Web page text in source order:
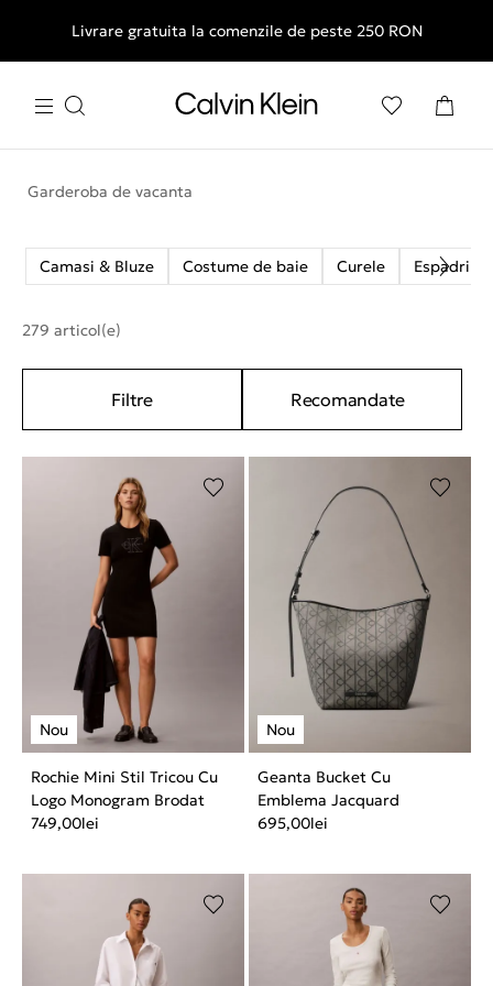
Livrare gratuita la comenzile de peste 250 RON
Garderoba de vacanta
Camasi & Bluze Costume de baie Curele Espadrile
279 articol(e)
Filtre Recomandate
Rochie Mini Stil Tricou Cu
Logo Monogram Brodat
749,00lei
Geanta Bucket Cu
Emblema Jacquard
695,00lei